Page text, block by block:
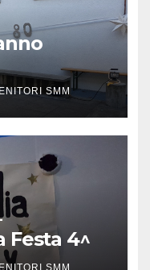
SMM
Festa 4^
SMM